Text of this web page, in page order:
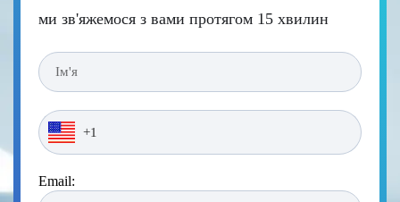
ми зв'яжемося з вами протягом 15 хвилин
Email: